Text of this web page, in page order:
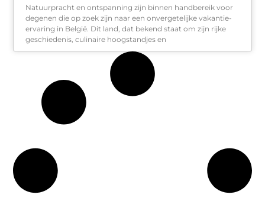
Natuurpracht en ontspanning zijn binnen handbereik voor
degenen die op zoek zijn naar een onvergetelijke vakantie-
ervaring in België. Dit land, dat bekend staat om zijn rijke
geschiedenis, culinaire hoogstandjes en